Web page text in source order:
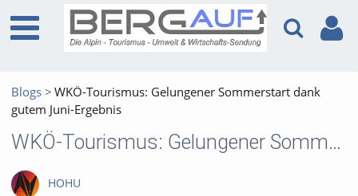
Blogs
WKÖ-Tourismus: Gelungener Sommerstart dank
gutem Juni-Ergebnis
WKÖ-Tourismus: Gelungener Sommerstart dank gutem Juni-Ergebnis
HOHU